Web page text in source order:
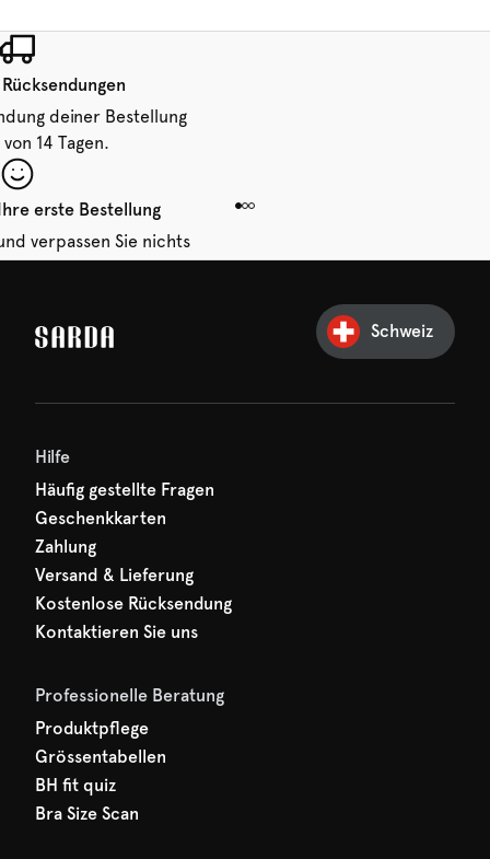
deiner Bestellung
14 Tagen.
erste Bestellung
verpassen Sie nichts
erster Rabatt wartet
Schweiz
Hilfe
Häufig gestellte Fragen
Geschenkkarten
Zahlung
Versand & Lieferung
Kostenlose Rücksendung
Kontaktieren Sie uns
Professionelle Beratung
Produktpflege
Grössentabellen
BH fit quiz
Bra Size Scan